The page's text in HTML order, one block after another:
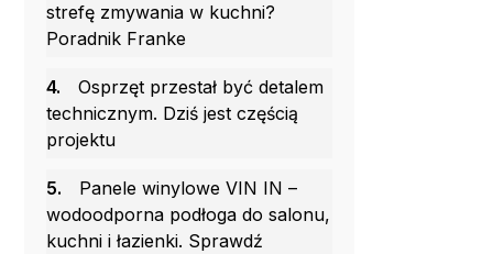
strefę zmywania w kuchni?
Poradnik Franke
4.
Osprzęt przestał być detalem
technicznym. Dziś jest częścią
projektu
5.
Panele winylowe VIN IN –
wodoodporna podłoga do salonu,
kuchni i łazienki. Sprawdź